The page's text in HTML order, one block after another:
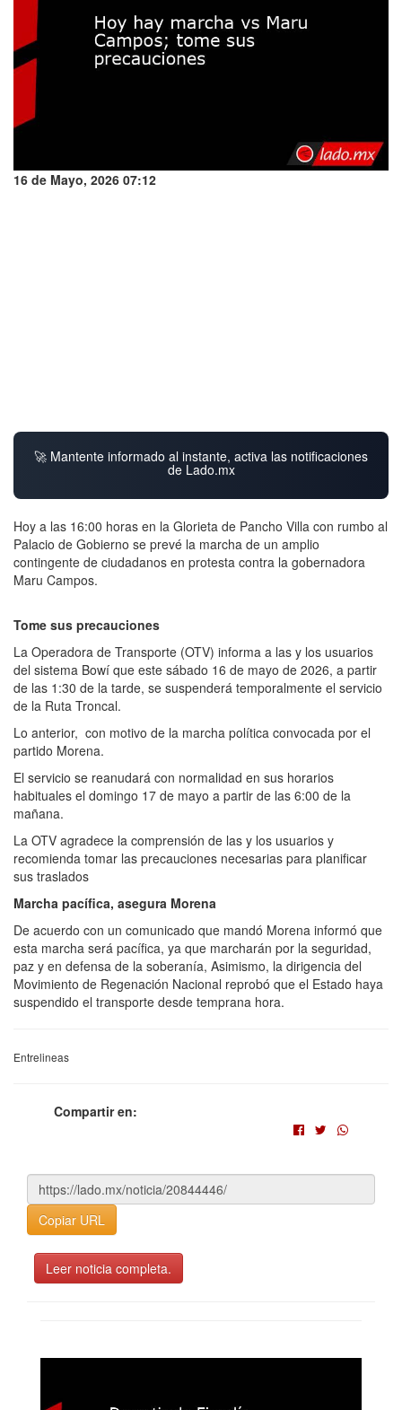
16 de Mayo, 2026 07:12
🚀 Mantente informado al instante, activa las notificaciones
de Lado.mx
Hoy a las 16:00 horas en la Glorieta de Pancho Villa con rumbo al
Palacio de Gobierno se prevé la marcha de un amplio
contingente de ciudadanos en protesta contra la gobernadora
Maru Campos.
Tome sus precauciones
La Operadora de Transporte (OTV) informa a las y los usuarios
del sistema Bowí que este sábado 16 de mayo de 2026, a partir
de las 1:30 de la tarde, se suspenderá temporalmente el servicio
de la Ruta Troncal.
Lo anterior, con motivo de la marcha política convocada por el
partido Morena.
El servicio se reanudará con normalidad en sus horarios
habituales el domingo 17 de mayo a partir de las 6:00 de la
mañana.
La OTV agradece la comprensión de las y los usuarios y
recomienda tomar las precauciones necesarias para planificar
sus traslados
Marcha pacífica, asegura Morena
De acuerdo con un comunicado que mandó Morena informó que
esta marcha será pacífica, ya que marcharán por la seguridad,
paz y en defensa de la soberanía, Asimismo, la dirigencia del
Movimiento de Regenación Nacional reprobó que el Estado haya
suspendido el transporte desde temprana hora.
Entrelineas
Compartir en:
Copiar URL
Leer noticia completa.